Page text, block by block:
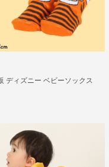
ディズニー ベビーソックス